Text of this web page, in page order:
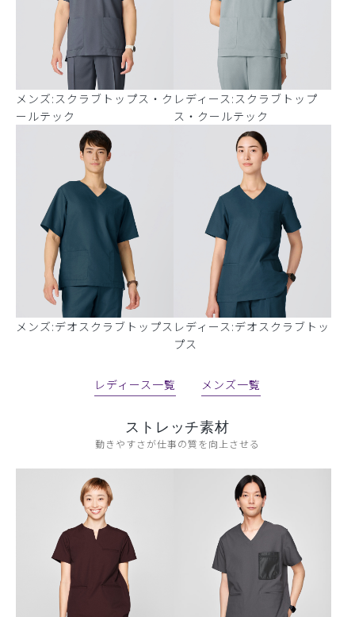
メンズ:スクラブトップス・ク
ールテック
レディース:スクラブトップ
ス・クールテック
メンズ:デオスクラブトップス レディース:デオスクラブトッ
プス
レディース一覧 メンズ一覧
ストレッチ素材
動きやすさが仕事の質を向上させる